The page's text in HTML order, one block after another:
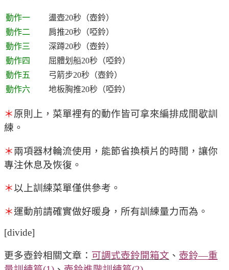
動作一
盪壺20秒（壺鈴）
動作二
肩推20秒（啞鈴）
動作三
深蹲20秒（壺鈴）
動作四
屈體划船20秒（啞鈴）
動作五
弓箭步20秒（壺鈴）
動作六
地板胸推20秒（啞鈴）
＊原則上，菜單裡有的動作皆可拿來編排成間歇訓
練。
＊兩項器材輪流使用，能節省換槓片的時間，讓你
專注休息及恢復。
＊以上訓練菜單僅供參考。
＊運動前請確實做好暖身，所有訓練量力而為。
[divide]
更多壺鈴相關文章： 可調式壺鈴開箱文 、 壺鈴—重